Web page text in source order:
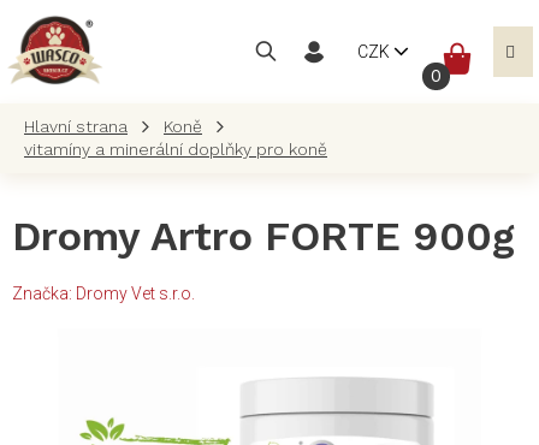
obsah
CZK
Koně
vitamíny a minerální doplňky pro koně
Dromy Artro FORTE 900g
Značka: Dromy Vet s.r.o.